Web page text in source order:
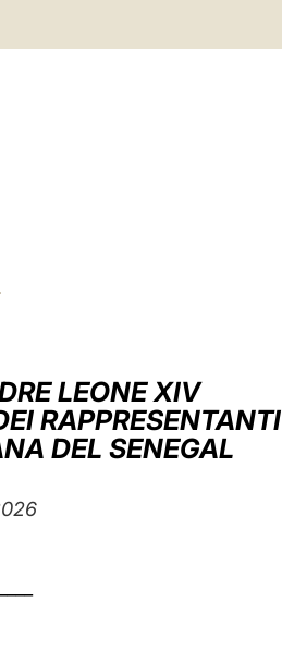
LEONE XIV
RAPPRESENTANTI
DEL SENEGAL